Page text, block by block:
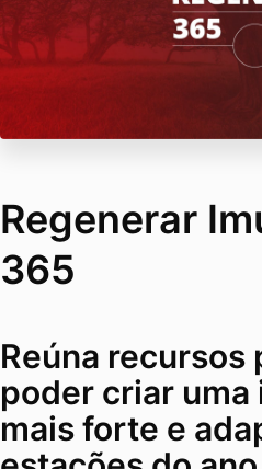
Regenerar
365
Reúna recursos
poder criar uma
mais forte e